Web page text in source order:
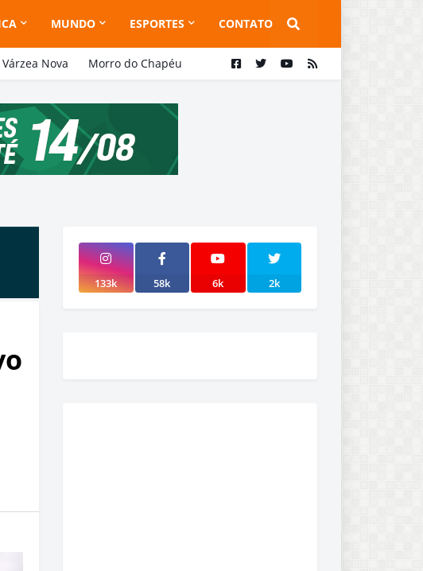
MUNDO ESPORTES CONTATO
Várzea Nova Morro do Chapéu
133k 58k 6k 2k